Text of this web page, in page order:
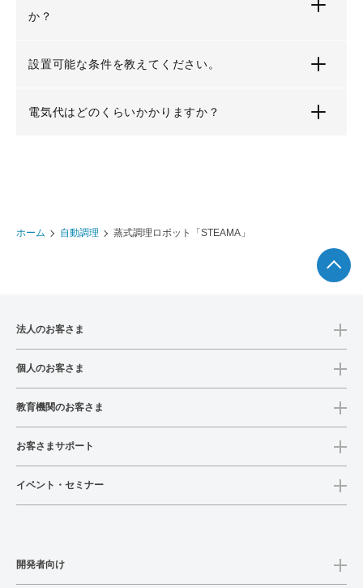
か？
設置可能な条件を教えてください。
電気代はどのくらいかかりますか？
ホーム 自動調理 蒸式調理ロボット「STEAMA」
法人のお客さま
個人のお客さま
教育機関のお客さま
お客さまサポート
イベント・セミナー
開発者向け